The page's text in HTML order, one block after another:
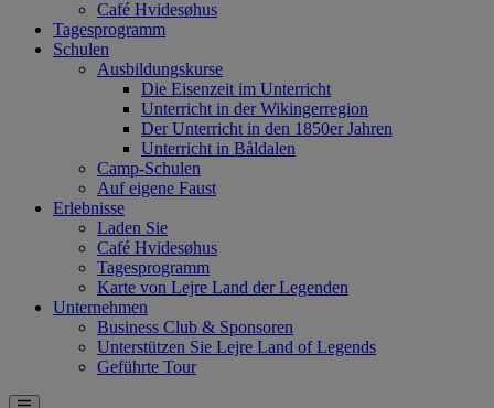
Café Hvidesøhus
Tagesprogramm
Schulen
Ausbildungskurse
Die Eisenzeit im Unterricht
Unterricht in der Wikingerregion
Der Unterricht in den 1850er Jahren
Unterricht in Båldalen
Camp-Schulen
Auf eigene Faust
Erlebnisse
Laden Sie
Café Hvidesøhus
Tagesprogramm
Karte von Lejre Land der Legenden
Unternehmen
Business Club & Sponsoren
Unterstützen Sie Lejre Land of Legends
Geführte Tour